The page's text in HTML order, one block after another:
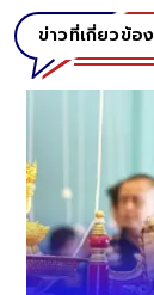
ข่าวที่เกี่ยวข้อง